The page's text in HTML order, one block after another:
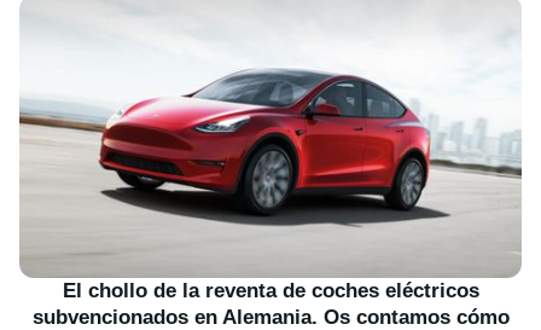
El chollo de la reventa de coches eléctricos
subvencionados en Alemania. Os contamos cómo